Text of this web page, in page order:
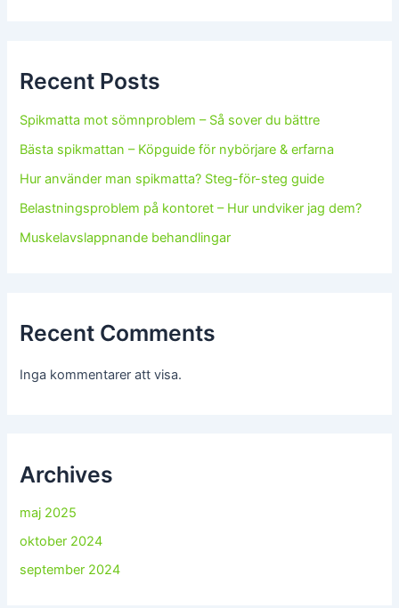
Recent Posts
Spikmatta mot sömnproblem – Så sover du bättre
Bästa spikmattan – Köpguide för nybörjare & erfarna
Hur använder man spikmatta? Steg-för-steg guide
Belastningsproblem på kontoret – Hur undviker jag dem?
Muskelavslappnande behandlingar
Recent Comments
Inga kommentarer att visa.
Archives
maj 2025
oktober 2024
september 2024